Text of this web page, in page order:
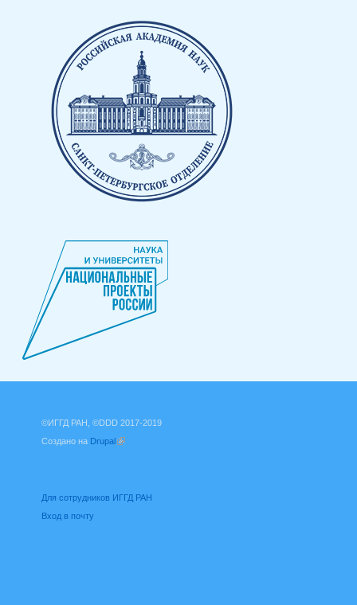
©ИГГД РАН, ©DDD 2017-2019
Создано на Drupal
Для сотрудников ИГГД РАН
Вход в почту